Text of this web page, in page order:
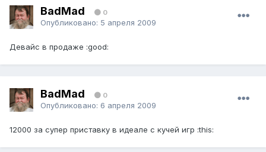
BadMad 0
Опубликовано: 5 апреля 2009
Девайс в продаже :good:
BadMad 0
Опубликовано: 6 апреля 2009
12000 за супер приставку в идеале с кучей игр :this: